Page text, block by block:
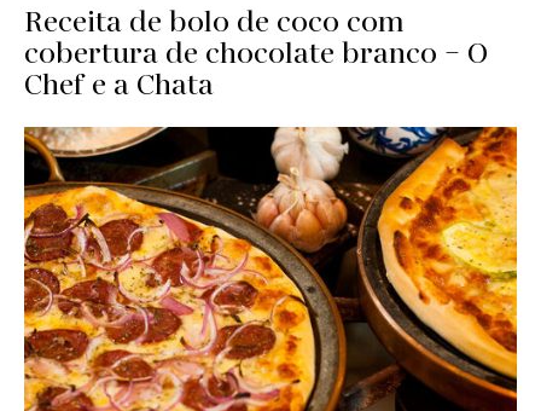
Receita de bolo de coco com
cobertura de chocolate branco – O
Chef e a Chata